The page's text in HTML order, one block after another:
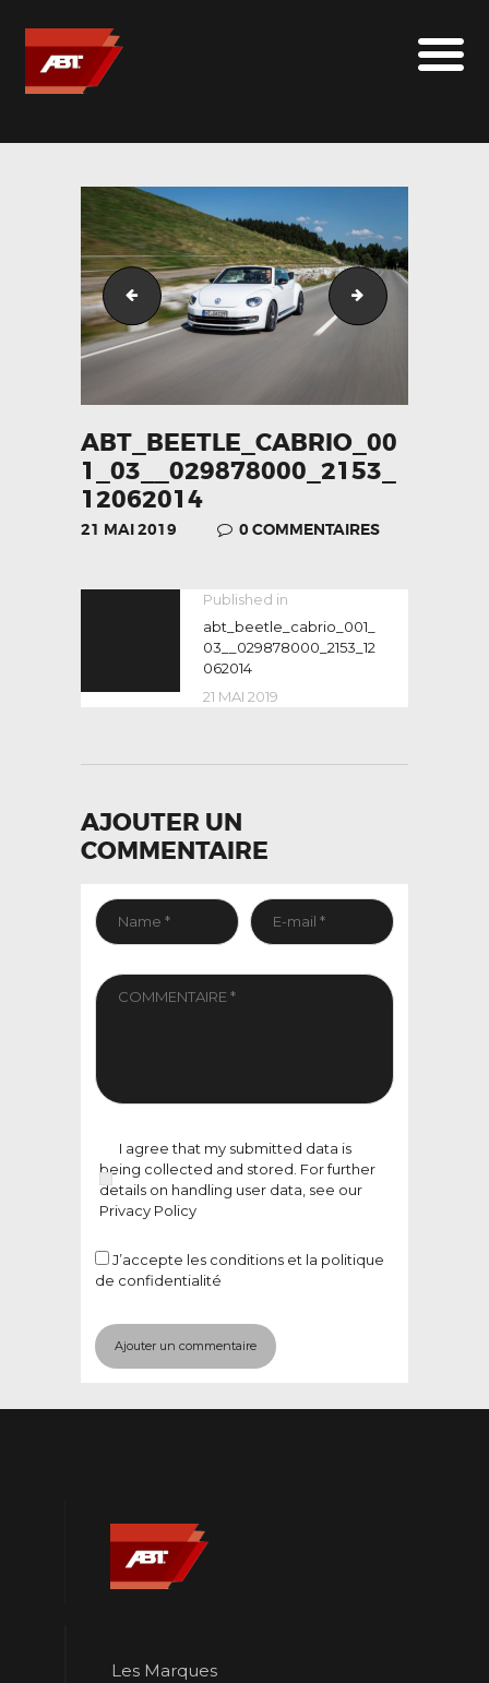
ABT SPORTSLINE FRANCE
MARQUES
LE SUR-MESURE
ABT
CONTACT
golfvii_front__059192800_1611_25062013
ABT_BEETLE_CABRIO_00
1_03__029878000_2153_
12062014
21 MAI 2019 0 COMMENTAIRES
NAVIGATION
L’ARTICLE
Published in
post:
abt_beetle_cabrio_001_
03__029878000_2153_12
062014
21 MAI 2019
AJOUTER UN
COMMENTAIRE
I agree that my submitted data is
being collected and stored. For further
details on handling user data, see our
Privacy Policy
J’accepte les conditions et la politique
de confidentialité
Les Marques